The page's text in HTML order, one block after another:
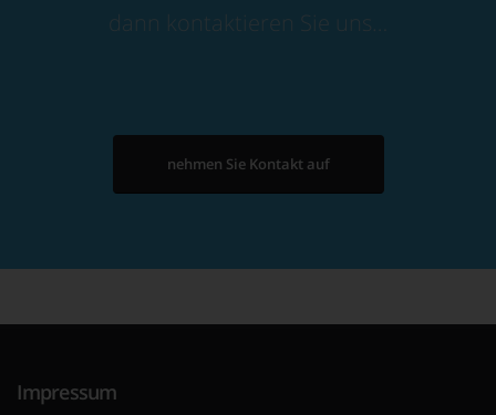
dann kontaktieren Sie uns…
nehmen Sie Kontakt auf
Impressum